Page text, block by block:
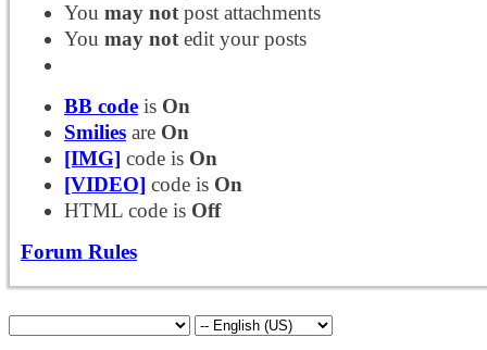
You may notpost attachments
You may notedit your posts
BB code is On
Smilies are On
[IMG] code is On
[VIDEO] code is On
HTML code is Off
Forum Rules